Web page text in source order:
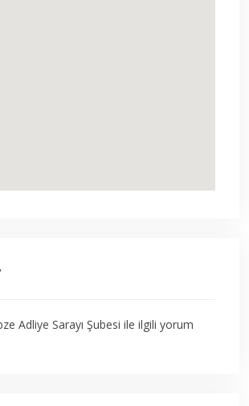
Adliye Sarayı Şubesi ile ilgili yorum